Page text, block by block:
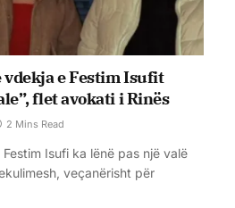
vdekja e Festim Isufit
flet avokati i Rinës
2 Mins Read
Isufi ka lënë pas një valë
veçanërisht për